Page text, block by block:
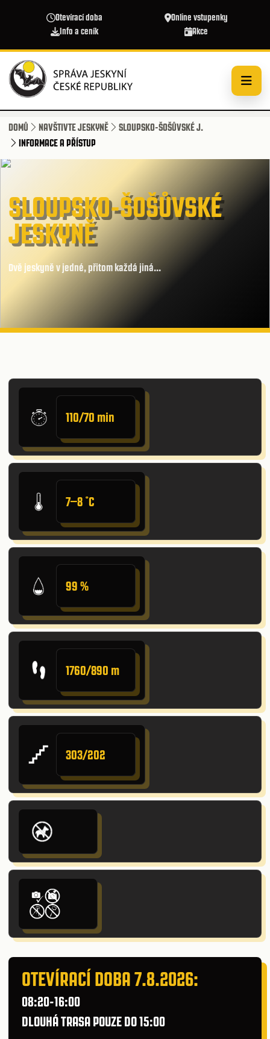
Otevírací doba
Online vstupenky
Info a ceník
Akce
DOMŮ NAVŠTIVTE JESKYNĚ
SLOUPSKO-ŠOŠŮVSKÉ J.
INFORMACE A PŘÍSTUP
SLOUPSKO-ŠOŠŮVSKÉ
JESKYNĚ
Dvě jeskyně v jedné, přitom každá jiná...
110/70 min
7–8 ˚C
99 %
1760/890 m
303/202
OTEVÍRACÍ DOBA 7.8.2026:
08:20-16:00
DLOUHÁ TRASA POUZE DO 15:00